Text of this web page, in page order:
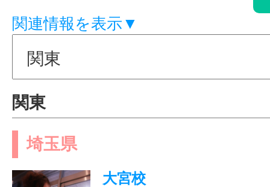
体験レッス
やりたいこ
関連情報を表示▼
関東
埼玉県
大宮校